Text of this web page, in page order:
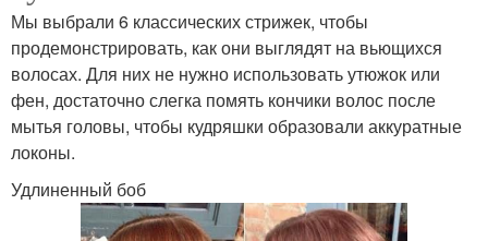
Мы выбрали 6 классических стрижек, чтобы
продемонстрировать, как они выглядят на вьющихся
волосах. Для них не нужно использовать утюжок или
фен, достаточно слегка помять кончики волос после
мытья головы, чтобы кудряшки образовали аккуратные
локоны.
Удлиненный боб